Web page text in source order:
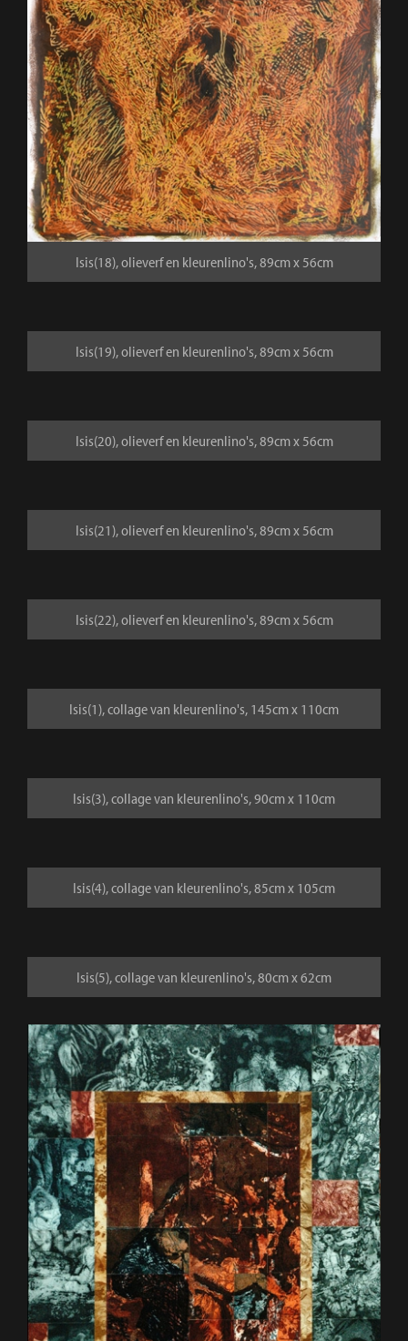
Isis(18), olieverf en kleurenlino's, 89cm x 56cm
Isis(19), olieverf en kleurenlino's, 89cm x 56cm
Isis(20), olieverf en kleurenlino's, 89cm x 56cm
Isis(21), olieverf en kleurenlino's, 89cm x 56cm
Isis(22), olieverf en kleurenlino's, 89cm x 56cm
Isis(1), collage van kleurenlino's, 145cm x 110cm
Isis(3), collage van kleurenlino's, 90cm x 110cm
Isis(4), collage van kleurenlino's, 85cm x 105cm
Isis(5), collage van kleurenlino's, 80cm x 62cm